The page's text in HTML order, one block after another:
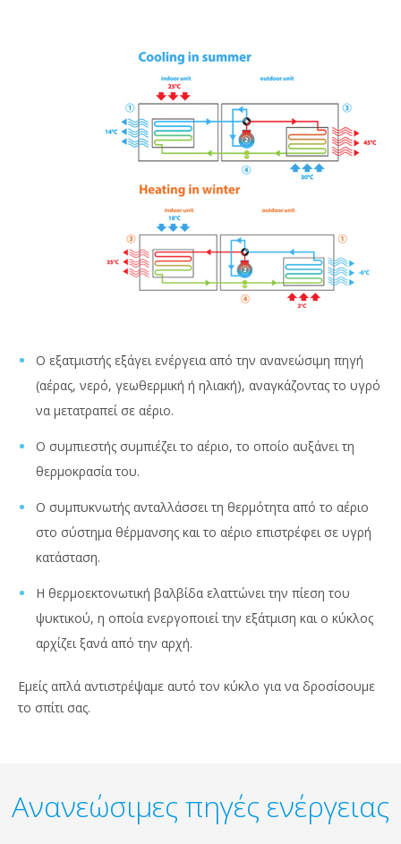
Ο εξατμιστής εξάγει ενέργεια από την ανανεώσιμη πηγή
(αέρας, νερό, γεωθερμική ή ηλιακή), αναγκάζοντας το υγρό
να μετατραπεί σε αέριο.
Ο συμπιεστής συμπιέζει το αέριο, το οποίο αυξάνει τη
θερμοκρασία του.
Ο συμπυκνωτής ανταλλάσσει τη θερμότητα από το αέριο
στο σύστημα θέρμανσης και το αέριο επιστρέφει σε υγρή
κατάσταση.
Η θερμοεκτονωτική βαλβίδα ελαττώνει την πίεση του
ψυκτικού, η οποία ενεργοποιεί την εξάτμιση και ο κύκλος
αρχίζει ξανά από την αρχή.
Εμείς απλά αντιστρέψαμε αυτό τον κύκλο για να δροσίσουμε
το σπίτι σας.
Ανανεώσιμες πηγές ενέργειας